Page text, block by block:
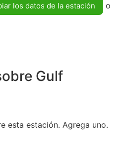
los datos de la estación
o
Gulf
esta estación. Agrega uno.